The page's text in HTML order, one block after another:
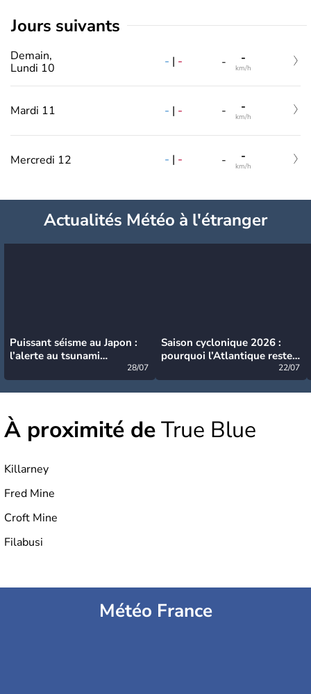
jours suivants
Demain,
Lundi 10
- | - - -
km/h
Mardi 11 - | - - -
km/h
Mercredi 12 - | - - -
km/h
Actualités Météo à l'étranger
Puissant séisme au Japon :
l’alerte au tsunami
28/07
Saison cyclonique 2026 :
pourquoi l’Atlantique reste
22/07
À proximité deTrue Blue
Killarney
Fred Mine
Croft Mine
Filabusi
Météo France